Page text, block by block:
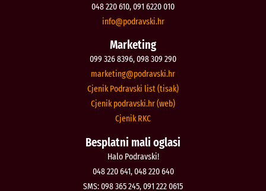
048 220 610, 091 6220 010
rh.iksvardop
@ofni
Marketing
099 326 8396, 098 309 290
rh.iksvardop
@gnitekram
Cjenik Podravski list (tisak)
Cjenik podravski.hr (web)
Cjenik RKC
Besplatni mali oglasi
Halo Podravski!
048 220 641, 048 220 640
SMS: 098 365 245, 091 222 0615